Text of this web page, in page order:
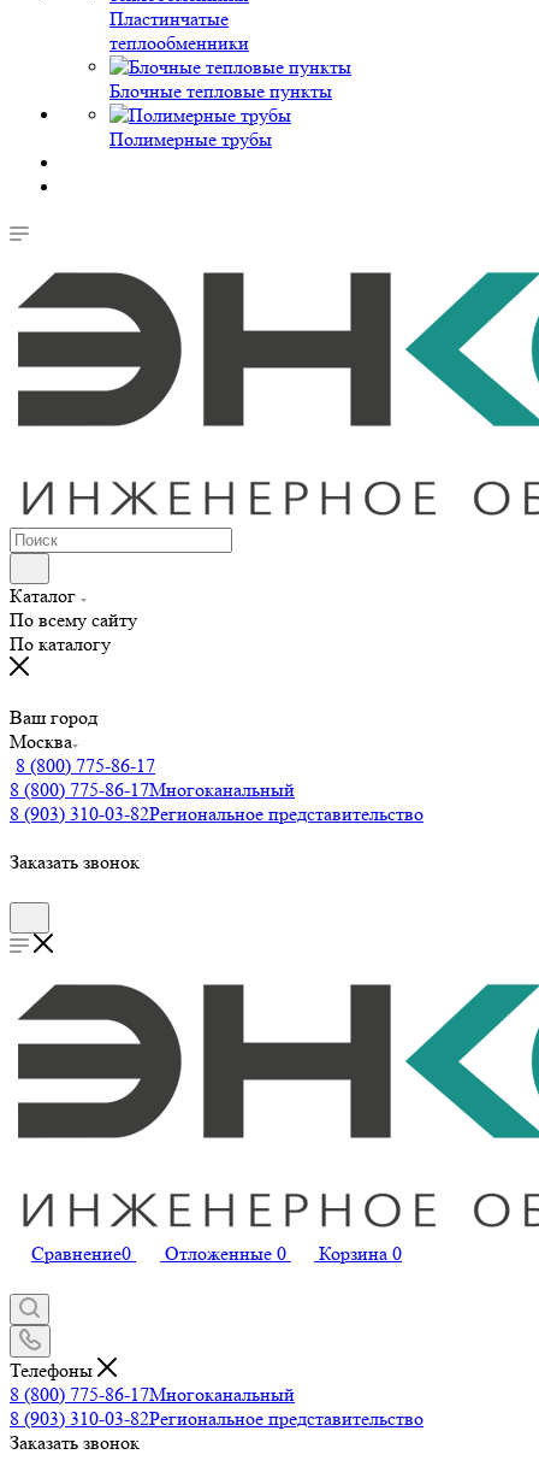
Пластинчатые
теплообменники
Блочные тепловые пункты
Полимерные трубы
Каталог
По всему сайту
По каталогу
Ваш город
Москва
8 (800) 775-86-17
8 (800) 775-86-17Многоканальный
8 (903) 310-03-82Региональное представительство
Заказать звонок
Сравнение0 Отложенные 0 Корзина 0
Телефоны
8 (800) 775-86-17Многоканальный
8 (903) 310-03-82Региональное представительство
Заказать звонок